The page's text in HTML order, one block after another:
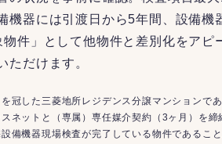
機器には引渡日から5年間、設備
件」として他物件と差別化をアピ
ただけます。
冠した三菱地所レジデンス分譲マンションで
ネットと（専属）専任媒介契約（3ヶ月）を
備機器現場検査が完了している物件である